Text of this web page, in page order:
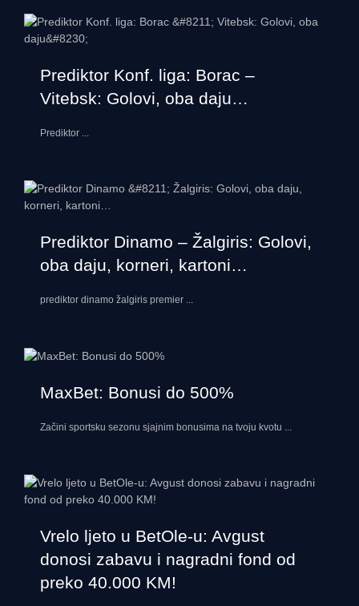
Prediktor Konf. liga: Borac –
Vitebsk: Golovi, oba daju…
Prediktor ...
Prediktor Dinamo – Žalgiris: Golovi,
oba daju, korneri, kartoni…
prediktor dinamo žalgiris premier ...
MaxBet: Bonusi do 500%
Začini sportsku sezonu sjajnim bonusima na tvoju kvotu ...
Vrelo ljeto u BetOle-u: Avgust
donosi zabavu i nagradni fond od
preko 40.000 KM!